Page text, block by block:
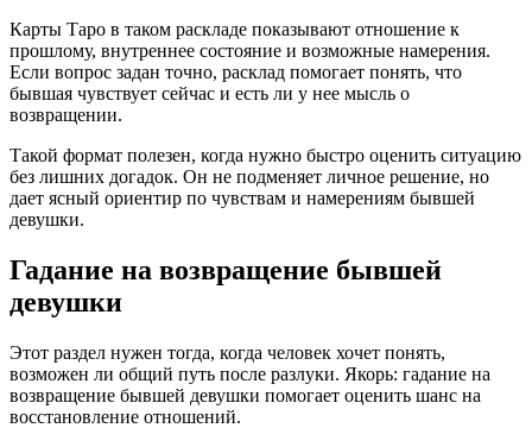
Карты Таро в таком раскладе показывают отношение к
прошлому, внутреннее состояние и возможные намерения.
Если вопрос задан точно, расклад помогает понять, что
бывшая чувствует сейчас и есть ли у нее мысль о
возвращении.
Такой формат полезен, когда нужно быстро оценить ситуацию
без лишних догадок. Он не подменяет личное решение, но
дает ясный ориентир по чувствам и намерениям бывшей
девушки.
Гадание на возвращение бывшей
девушки
Этот раздел нужен тогда, когда человек хочет понять,
возможен ли общий путь после разлуки. Якорь: гадание на
возвращение бывшей девушки помогает оценить шанс на
восстановление отношений.